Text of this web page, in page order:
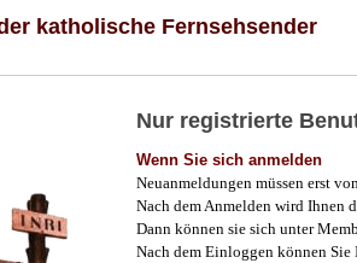
katholische Fernsehsender
Nur registrierte
Wenn Sie sich anmelden
Neuanmeldungen müssen erst
Nach dem Anmelden wird Ihnen
Dann können sie sich unter
Nach dem Einloggen können Sie